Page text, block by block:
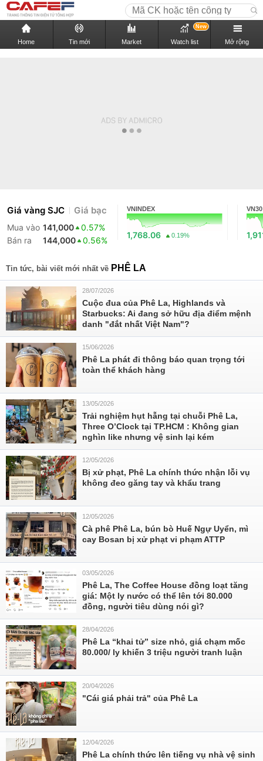
Home Tin mới Market Watch list
New
Mở rộng
Giá vàng SJC Giá bạc
Mua vào 141,000
0.57%
Bán ra
144,000 0.56%
VNINDEX
1,768.06 0.19%
VN30
Tin tức, bài viết mới nhất về PHÊ LA
28/07/2026
Cuộc đua của Phê La, Highlands và
Starbucks: Ai đang sở hữu địa điểm mệnh
danh "đắt nhất Việt Nam"?
15/06/2026
Phê La phát đi thông báo quan trọng tới
toàn thể khách hàng
13/05/2026
Trải nghiệm hụt hẫng tại chuỗi Phê La,
Three O’Clock tại TP.HCM : Không gian
nghìn like nhưng vệ sinh lại kém
12/05/2026
Bị xử phạt, Phê La chính thức nhận lỗi vụ
không đeo găng tay và khẩu trang
12/05/2026
Cà phê Phê La, bún bò Huế Ngự Uyển, mì
cay Bosan bị xử phạt vi phạm ATTP
03/05/2026
Phê La, The Coffee House đồng loạt tăng
giá: Một ly nước có thể lên tới 80.000
đồng, người tiêu dùng nói gì?
28/04/2026
Phê La “khai tử” size nhỏ, giá chạm mốc
80.000/ ly khiến 3 triệu người tranh luận
20/04/2026
"Cái giá phải trả" của Phê La
12/04/2026
Phê La chính thức lên tiếng vụ nhà vệ sinh